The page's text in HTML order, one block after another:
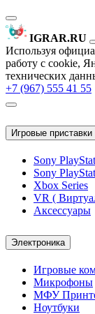
IGRAR.RU
Используя
работу с cookie,
технических
+7 (967) 555 41 55
Игровые приставки
Sony
Sony
Xbox Series
VR (
Аксессуары
Электроника
Игровые
Микрофоны
МФУ
Ноутбуки